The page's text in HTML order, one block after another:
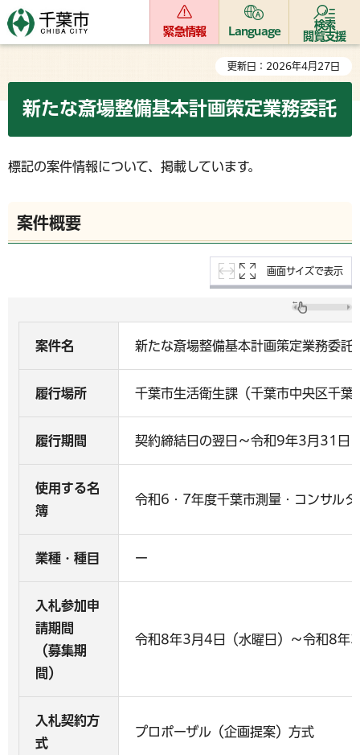
緊急情報 Language
検索
閲覧支援
更新日：2026年4月27日
新たな斎場整備基本計画策定業務委託
標記の案件情報について、掲載しています。
案件概要
画面サイズで表示
案件名 新たな斎場整備基本計画策定業務委託
履行場所 千葉市生活衛生課（千葉市中央区千葉
履行期間 契約締結日の翌日～令和9年3月31日
使用する名
簿
令和6・7年度千葉市測量・コンサル
業種・種目 ー
入札参加申
請期間
（募集期
間）
令和8年3月4日（水曜日）～令和8年
入札契約方
式
プロポーザル（企画提案）方式